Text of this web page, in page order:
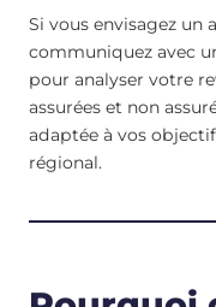
Si vous envisagez un
communiquez avec
pour analyser votre
assurées et non
adaptée à vos
régional.